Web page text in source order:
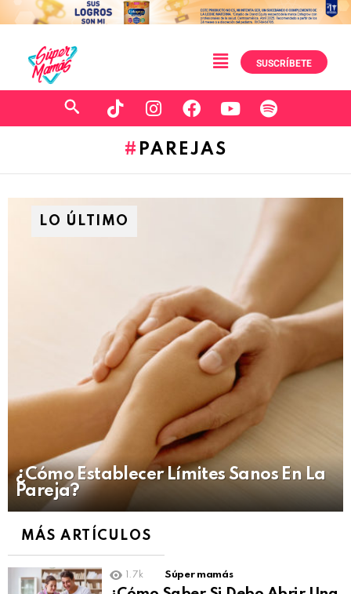
SUSCRÍBETE
PAREJAS
LO ÚLTIMO
¿Cómo Establecer Límites Sanos En La
Pareja?
MÁS ARTÍCULOS
1.7k Súper mamás